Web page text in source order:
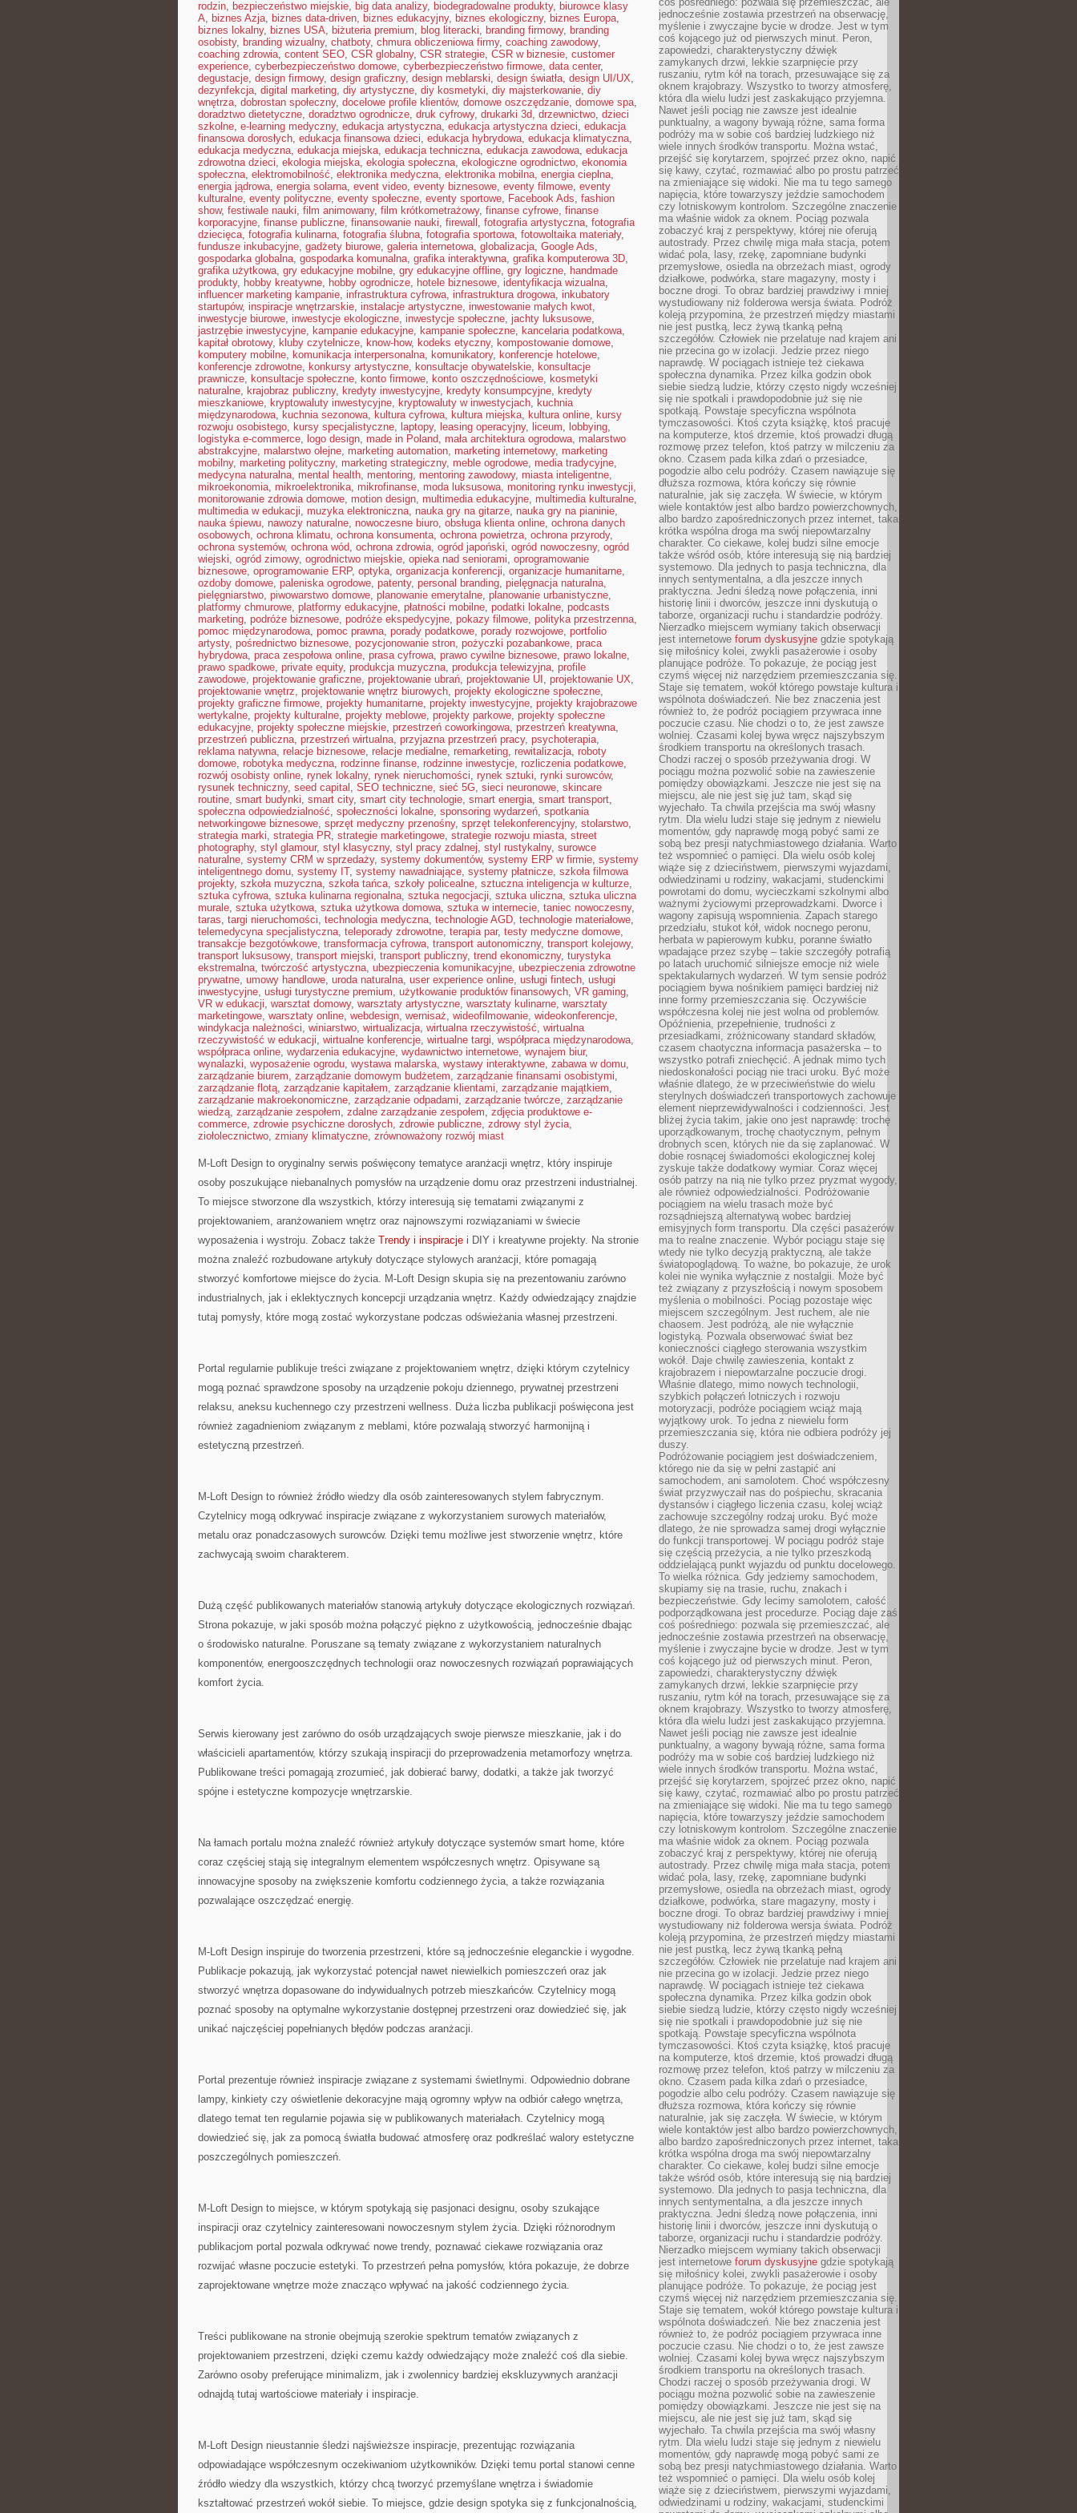
rodzin, bezpieczeństwo miejskie, big data analizy, biodegradowalne produkty, biurowce klasy
A, biznes Azja, biznes data-driven, biznes edukacyjny, biznes ekologiczny, biznes Europa,
biznes lokalny, biznes USA, biżuteria premium, blog literacki, branding firmowy, branding
osobisty, branding wizualny, chatboty, chmura obliczeniowa firmy, coaching zawodowy,
coaching zdrowia, content SEO, CSR globalny, CSR strategie, CSR w biznesie, customer
experience, cyberbezpieczeństwo domowe, cyberbezpieczeństwo firmowe, data center,
degustacje, design firmowy, design graficzny, design meblarski, design światła, design UI/UX,
dezynfekcja, digital marketing, diy artystyczne, diy kosmetyki, diy majsterkowanie, diy
wnętrza, dobrostan społeczny, docelowe profile klientów, domowe oszczędzanie, domowe spa,
doradztwo dietetyczne, doradztwo ogrodnicze, druk cyfrowy, drukarki 3d, drzewnictwo, dzieci
szkolne, e-learning medyczny, edukacja artystyczna, edukacja artystyczna dzieci, edukacja
finansowa dorosłych, edukacja finansowa dzieci, edukacja hybrydowa, edukacja klimatyczna,
edukacja medyczna, edukacja miejska, edukacja techniczna, edukacja zawodowa, edukacja
zdrowotna dzieci, ekologia miejska, ekologia społeczna, ekologiczne ogrodnictwo, ekonomia
społeczna, elektromobilność, elektronika medyczna, elektronika mobilna, energia cieplna,
energia jądrowa, energia solarna, event video, eventy biznesowe, eventy filmowe, eventy
kulturalne, eventy polityczne, eventy społeczne, eventy sportowe, Facebook Ads, fashion
show, festiwale nauki, film animowany, film krótkometrażowy, finanse cyfrowe, finanse
korporacyjne, finanse publiczne, finansowanie nauki, firewall , fotografia artystyczna, fotografia
dziecięca, fotografia kulinarna, fotografia ślubna, fotografia sportowa, fotowoltaika materiały,
fundusze inkubacyjne, gadżety biurowe, galeria internetowa, globalizacja, Google Ads,
gospodarka globalna, gospodarka komunalna, grafika interaktywna, grafika komputerowa 3D,
grafika użytkowa, gry edukacyjne mobilne, gry edukacyjne offline, gry logiczne, handmade
produkty, hobby kreatywne, hobby ogrodnicze, hotele biznesowe, identyfikacja wizualna,
influencer marketing kampanie, infrastruktura cyfrowa, infrastruktura drogowa, inkubatory
startupów, inspiracje wnętrzarskie, instalacje artystyczne, inwestowanie małych kwot,
inwestycje biurowe, inwestycje ekologiczne, inwestycje społeczne, jachty luksusowe,
jastrzębie inwestycyjne, kampanie edukacyjne, kampanie społeczne, kancelaria podatkowa,
kapitał obrotowy, kluby czytelnicze, know-how, kodeks etyczny, kompostowanie domowe,
komputery mobilne, komunikacja interpersonalna, komunikatory, konferencje hotelowe,
konferencje zdrowotne, konkursy artystyczne, konsultacje obywatelskie, konsultacje
prawnicze, konsultacje społeczne, konto firmowe, konto oszczędnościowe, kosmetyki
naturalne, krajobraz publiczny, kredyty inwestycyjne, kredyty konsumpcyjne, kredyty
mieszkaniowe, kryptowaluty inwestycyjne, kryptowaluty w inwestycjach, kuchnia
międzynarodowa, kuchnia sezonowa, kultura cyfrowa, kultura miejska, kultura online, kursy
rozwoju osobistego, kursy specjalistyczne, laptopy, leasing operacyjny, liceum, lobbying,
logistyka e-commerce, logo design, made in Poland, mała architektura ogrodowa, malarstwo
abstrakcyjne, malarstwo olejne, marketing automation, marketing internetowy, marketing
mobilny, marketing polityczny, marketing strategiczny, meble ogrodowe, media tradycyjne,
medycyna naturalna, mental health, mentoring, mentoring zawodowy, miasta inteligentne,
mikroekonomia, mikroelektronika, mikrofinanse, moda luksusowa, monitoring rynku inwestycji,
monitorowanie zdrowia domowe, motion design, multimedia edukacyjne, multimedia kulturalne,
multimedia w edukacji, muzyka elektroniczna, nauka gry na gitarze, nauka gry na pianinie,
nauka śpiewu, nawozy naturalne, nowoczesne biuro, obsługa klienta online, ochrona danych
osobowych, ochrona klimatu, ochrona konsumenta, ochrona powietrza, ochrona przyrody,
ochrona systemów, ochrona wód, ochrona zdrowia, ogród japoński, ogród nowoczesny, ogród
wiejski, ogród zimowy, ogrodnictwo miejskie, opieka nad seniorami, oprogramowanie
biznesowe, oprogramowanie ERP, optyka, organizacja konferencji, organizacje humanitarne,
ozdoby domowe, paleniska ogrodowe, patenty, personal branding, pielęgnacja naturalna,
pielęgniarstwo, piwowarstwo domowe, planowanie emerytalne, planowanie urbanistyczne,
platformy chmurowe, platformy edukacyjne, płatności mobilne, podatki lokalne, podcasts
marketing, podróże biznesowe, podróże ekspedycyjne, pokazy filmowe, polityka przestrzenna,
pomoc międzynarodowa, pomoc prawna, porady podatkowe, porady rozwojowe, portfolio
artysty, pośrednictwo biznesowe, pozycjonowanie stron, pożyczki pozabankowe, praca
hybrydowa, praca zespołowa online, prasa cyfrowa, prawo cywilne biznesowe, prawo lokalne,
prawo spadkowe, private equity, produkcja muzyczna, produkcja telewizyjna, profile
zawodowe, projektowanie graficzne, projektowanie ubrań, projektowanie UI , projektowanie UX,
projektowanie wnętrz, projektowanie wnętrz biurowych, projekty ekologiczne społeczne,
projekty graficzne firmowe, projekty humanitarne, projekty inwestycyjne, projekty krajobrazowe
wertykalne, projekty kulturalne, projekty meblowe, projekty parkowe, projekty społeczne
edukacyjne, projekty społeczne miejskie, przestrzeń coworkingowa, przestrzeń kreatywna,
przestrzeń publiczna, przestrzeń wirtualna, przyjazna przestrzeń pracy, psychoterapia,
reklama natywna, relacje biznesowe, relacje medialne, remarketing, rewitalizacja, roboty
domowe, robotyka medyczna, rodzinne finanse, rodzinne inwestycje, rozliczenia podatkowe,
rozwój osobisty online, rynek lokalny, rynek nieruchomości, rynek sztuki, rynki surowców,
rysunek techniczny, seed capital , SEO techniczne, sieć 5G, sieci neuronowe, skincare
routine, smart budynki, smart city, smart city technologie, smart energia, smart transport,
społeczna odpowiedzialność, społeczności lokalne, sponsoring wydarzeń, spotkania
networkingowe biznesowe, sprzęt medyczny przenośny, sprzęt telekonferencyjny, stolarstwo,
strategia marki, strategia PR, strategie marketingowe, strategie rozwoju miasta, street
photography, styl glamour, styl klasyczny, styl pracy zdalnej, styl rustykalny, surowce
naturalne, systemy CRM w sprzedaży, systemy dokumentów, systemy ERP w firmie, systemy
inteligentnego domu, systemy IT, systemy nawadniające, systemy płatnicze, szkoła filmowa
projekty, szkoła muzyczna, szkoła tańca, szkoły policealne, sztuczna inteligencja w kulturze,
sztuka cyfrowa, sztuka kulinarna regionalna, sztuka negocjacji, sztuka uliczna, sztuka uliczna
murale, sztuka użytkowa, sztuka użytkowa domowa, sztuka w internecie, taniec nowoczesny,
taras, targi nieruchomości, technologia medyczna, technologie AGD, technologie materiałowe,
telemedycyna specjalistyczna, teleporady zdrowotne, terapia par, testy medyczne domowe,
transakcje bezgotówkowe, transformacja cyfrowa, transport autonomiczny, transport kolejowy,
transport luksusowy, transport miejski, transport publiczny, trend ekonomiczny, turystyka
ekstremalna, twórczość artystyczna, ubezpieczenia komunikacyjne, ubezpieczenia zdrowotne
prywatne, umowy handlowe, uroda naturalna, user experience online, usługi fintech, usługi
inwestycyjne, usługi turystyczne premium, użytkowanie produktów finansowych, VR gaming,
VR w edukacji, warsztat domowy, warsztaty artystyczne, warsztaty kulinarne, warsztaty
marketingowe, warsztaty online, webdesign, wernisaż, wideofilmowanie, wideokonferencje,
windykacja należności, winiarstwo, wirtualizacja, wirtualna rzeczywistość, wirtualna
rzeczywistość w edukacji, wirtualne konferencje, wirtualne targi, współpraca międzynarodowa,
współpraca online, wydarzenia edukacyjne, wydawnictwo internetowe, wynajem biur,
wynalazki, wyposażenie ogrodu, wystawa malarska, wystawy interaktywne, zabawa w domu,
zarządzanie biurem, zarządzanie domowym budżetem, zarządzanie finansami osobistymi,
zarządzanie flotą, zarządzanie kapitałem, zarządzanie klientami, zarządzanie majątkiem,
zarządzanie makroekonomiczne, zarządzanie odpadami, zarządzanie twórcze, zarządzanie
wiedzą, zarządzanie zespołem, zdalne zarządzanie zespołem, zdjęcia produktowe e-
commerce, zdrowie psychiczne dorosłych, zdrowie publiczne, zdrowy styl życia,
ziołolecznictwo, zmiany klimatyczne, zrównoważony rozwój miast
M-Loft Design to oryginalny serwis poświęcony tematyce aranżacji wnętrz, który inspiruje
osoby poszukujące niebanalnych pomysłów na urządzenie domu oraz przestrzeni industrialnej.
To miejsce stworzone dla wszystkich, którzy interesują się tematami związanymi z
projektowaniem, aranżowaniem wnętrz oraz najnowszymi rozwiązaniami w świecie
wyposażenia i wystroju. Zobacz także Trendy i inspiracje i DIY i kreatywne projekty. Na stronie
można znaleźć rozbudowane artykuły dotyczące stylowych aranżacji, które pomagają
stworzyć komfortowe miejsce do życia. M-Loft Design skupia się na prezentowaniu zarówno
industrialnych, jak i eklektycznych koncepcji urządzania wnętrz. Każdy odwiedzający znajdzie
tutaj pomysły, które mogą zostać wykorzystane podczas odświeżania własnej przestrzeni.
Portal regularnie publikuje treści związane z projektowaniem wnętrz, dzięki którym czytelnicy
mogą poznać sprawdzone sposoby na urządzenie pokoju dziennego, prywatnej przestrzeni
relaksu, aneksu kuchennego czy przestrzeni wellness. Duża liczba publikacji poświęcona jest
również zagadnieniom związanym z meblami, które pozwalają stworzyć harmonijną i
estetyczną przestrzeń.
M-Loft Design to również źródło wiedzy dla osób zainteresowanych stylem fabrycznym.
Czytelnicy mogą odkrywać inspiracje związane z wykorzystaniem surowych materiałów,
metalu oraz ponadczasowych surowców. Dzięki temu możliwe jest stworzenie wnętrz, które
zachwycają swoim charakterem.
Dużą część publikowanych materiałów stanowią artykuły dotyczące ekologicznych rozwiązań.
Strona pokazuje, w jaki sposób można połączyć piękno z użytkowością, jednocześnie dbając
o środowisko naturalne. Poruszane są tematy związane z wykorzystaniem naturalnych
komponentów, energooszczędnych technologii oraz nowoczesnych rozwiązań poprawiających
komfort życia.
Serwis kierowany jest zarówno do osób urządzających swoje pierwsze mieszkanie, jak i do
właścicieli apartamentów, którzy szukają inspiracji do przeprowadzenia metamorfozy wnętrza.
Publikowane treści pomagają zrozumieć, jak dobierać barwy, dodatki, a także jak tworzyć
spójne i estetyczne kompozycje wnętrzarskie.
Na łamach portalu można znaleźć również artykuły dotyczące systemów smart home, które
coraz częściej stają się integralnym elementem współczesnych wnętrz. Opisywane są
innowacyjne sposoby na zwiększenie komfortu codziennego życia, a także rozwiązania
pozwalające oszczędzać energię.
M-Loft Design inspiruje do tworzenia przestrzeni, które są jednocześnie eleganckie i wygodne.
Publikacje pokazują, jak wykorzystać potencjał nawet niewielkich pomieszczeń oraz jak
stworzyć wnętrza dopasowane do indywidualnych potrzeb mieszkańców. Czytelnicy mogą
poznać sposoby na optymalne wykorzystanie dostępnej przestrzeni oraz dowiedzieć się, jak
unikać najczęściej popełnianych błędów podczas aranżacji.
Portal prezentuje również inspiracje związane z systemami świetlnymi. Odpowiednio dobrane
lampy, kinkiety czy oświetlenie dekoracyjne mają ogromny wpływ na odbiór całego wnętrza,
dlatego temat ten regularnie pojawia się w publikowanych materiałach. Czytelnicy mogą
dowiedzieć się, jak za pomocą światła budować atmosferę oraz podkreślać walory estetyczne
poszczególnych pomieszczeń.
M-Loft Design to miejsce, w którym spotykają się pasjonaci designu, osoby szukające
inspiracji oraz czytelnicy zainteresowani nowoczesnym stylem życia. Dzięki różnorodnym
publikacjom portal pozwala odkrywać nowe trendy, poznawać ciekawe rozwiązania oraz
rozwijać własne poczucie estetyki. To przestrzeń pełna pomysłów, która pokazuje, że dobrze
zaprojektowane wnętrze może znacząco wpływać na jakość codziennego życia.
Treści publikowane na stronie obejmują szerokie spektrum tematów związanych z
projektowaniem przestrzeni, dzięki czemu każdy odwiedzający może znaleźć coś dla siebie.
Zarówno osoby preferujące minimalizm, jak i zwolennicy bardziej ekskluzywnych aranżacji
odnajdą tutaj wartościowe materiały i inspiracje.
M-Loft Design nieustannie śledzi najświeższe inspiracje, prezentując rozwiązania
odpowiadające współczesnym oczekiwaniom użytkowników. Dzięki temu portal stanowi cenne
źródło wiedzy dla wszystkich, którzy chcą tworzyć przemyślane wnętrza i świadomie
kształtować przestrzeń wokół siebie. To miejsce, gdzie design spotyka się z funkcjonalnością,
jednocześnie zostawia przestrzeń na obserwację,
myślenie i zwyczajne bycie w drodze. Jest w tym
coś kojącego już od pierwszych minut. Peron,
zapowiedzi, charakterystyczny dźwięk
zamykanych drzwi, lekkie szarpnięcie przy
ruszaniu, rytm kół na torach, przesuwające się za
oknem krajobrazy. Wszystko to tworzy atmosferę,
która dla wielu ludzi jest zaskakująco przyjemna.
Nawet jeśli pociąg nie zawsze jest idealnie
punktualny, a wagony bywają różne, sama forma
podróży ma w sobie coś bardziej ludzkiego niż
wiele innych środków transportu. Można wstać,
przejść się korytarzem, spojrzeć przez okno, napić
się kawy, czytać, rozmawiać albo po prostu patrzeć
na zmieniające się widoki. Nie ma tu tego samego
napięcia, które towarzyszy jeździe samochodem
czy lotniskowym kontrolom. Szczególne znaczenie
ma właśnie widok za oknem. Pociąg pozwala
zobaczyć kraj z perspektywy, której nie oferują
autostrady. Przez chwilę miga mała stacja, potem
widać pola, lasy, rzekę, zapomniane budynki
przemysłowe, osiedla na obrzeżach miast, ogrody
działkowe, podwórka, stare magazyny, mosty i
boczne drogi. To obraz bardziej prawdziwy i mniej
wystudiowany niż folderowa wersja świata. Podróż
koleją przypomina, że przestrzeń między miastami
nie jest pustką, lecz żywą tkanką pełną
szczegółów. Człowiek nie przelatuje nad krajem ani
nie przecina go w izolacji. Jedzie przez niego
naprawdę. W pociągach istnieje też ciekawa
społeczna dynamika. Przez kilka godzin obok
siebie siedzą ludzie, którzy często nigdy wcześniej
się nie spotkali i prawdopodobnie już się nie
spotkają. Powstaje specyficzna wspólnota
tymczasowości. Ktoś czyta książkę, ktoś pracuje
na komputerze, ktoś drzemie, ktoś prowadzi długą
rozmowę przez telefon, ktoś patrzy w milczeniu za
okno. Czasem pada kilka zdań o przesiadce,
pogodzie albo celu podróży. Czasem nawiązuje się
dłuższa rozmowa, która kończy się równie
naturalnie, jak się zaczęła. W świecie, w którym
wiele kontaktów jest albo bardzo powierzchownych,
albo bardzo zapośredniczonych przez internet, taka
krótka wspólna droga ma swój niepowtarzalny
charakter. Co ciekawe, kolej budzi silne emocje
także wśród osób, które interesują się nią bardziej
systemowo. Dla jednych to pasja techniczna, dla
innych sentymentalna, a dla jeszcze innych
praktyczna. Jedni śledzą nowe połączenia, inni
historię linii i dworców, jeszcze inni dyskutują o
taborze, organizacji ruchu i standardzie podróży.
Nierzadko miejscem wymiany takich obserwacji
jest internetowe forum dyskusyjne gdzie spotykają
się miłośnicy kolei, zwykli pasażerowie i osoby
planujące podróże. To pokazuje, że pociąg jest
czymś więcej niż narzędziem przemieszczania się.
Staje się tematem, wokół którego powstaje kultura i
wspólnota doświadczeń. Nie bez znaczenia jest
również to, że podróż pociągiem przywraca inne
poczucie czasu. Nie chodzi o to, że jest zawsze
wolniej. Czasami kolej bywa wręcz najszybszym
środkiem transportu na określonych trasach.
Chodzi raczej o sposób przeżywania drogi. W
pociągu można pozwolić sobie na zawieszenie
pomiędzy obowiązkami. Jeszcze nie jest się na
miejscu, ale nie jest się już tam, skąd się
wyjechało. Ta chwila przejścia ma swój własny
rytm. Dla wielu ludzi staje się jednym z niewielu
momentów, gdy naprawdę mogą pobyć sami ze
sobą bez presji natychmiastowego działania. Warto
też wspomnieć o pamięci. Dla wielu osób kolej
wiąże się z dzieciństwem, pierwszymi wyjazdami,
odwiedzinami u rodziny, wakacjami, studenckimi
powrotami do domu, wycieczkami szkolnymi albo
ważnymi życiowymi przeprowadzkami. Dworce i
wagony zapisują wspomnienia. Zapach starego
przedziału, stukot kół, widok nocnego peronu,
herbata w papierowym kubku, poranne światło
wpadające przez szybę – takie szczegóły potrafią
po latach uruchomić silniejsze emocje niż wiele
spektakularnych wydarzeń. W tym sensie podróż
pociągiem bywa nośnikiem pamięci bardziej niż
inne formy przemieszczania się. Oczywiście
współczesna kolej nie jest wolna od problemów.
Opóźnienia, przepełnienie, trudności z
przesiadkami, zróżnicowany standard składów,
czasem chaotyczna informacja pasażerska – to
wszystko potrafi zniechęcić. A jednak mimo tych
niedoskonałości pociąg nie traci uroku. Być może
właśnie dlatego, że w przeciwieństwie do wielu
sterylnych doświadczeń transportowych zachowuje
element nieprzewidywalności i codzienności. Jest
bliżej życia takim, jakie ono jest naprawdę: trochę
uporządkowanym, trochę chaotycznym, pełnym
drobnych scen, których nie da się zaplanować. W
dobie rosnącej świadomości ekologicznej kolej
zyskuje także dodatkowy wymiar. Coraz więcej
osób patrzy na nią nie tylko przez pryzmat wygody,
ale również odpowiedzialności. Podróżowanie
pociągiem na wielu trasach może być
rozsądniejszą alternatywą wobec bardziej
emisyjnych form transportu. Dla części pasażerów
ma to realne znaczenie. Wybór pociągu staje się
wtedy nie tylko decyzją praktyczną, ale także
światopoglądową. To ważne, bo pokazuje, że urok
kolei nie wynika wyłącznie z nostalgii. Może być
też związany z przyszłością i nowym sposobem
myślenia o mobilności. Pociąg pozostaje więc
miejscem szczególnym. Jest ruchem, ale nie
chaosem. Jest podróżą, ale nie wyłącznie
logistyką. Pozwala obserwować świat bez
konieczności ciągłego sterowania wszystkim
wokół. Daje chwilę zawieszenia, kontakt z
krajobrazem i niepowtarzalne poczucie drogi.
Właśnie dlatego, mimo nowych technologii,
szybkich połączeń lotniczych i rozwoju
motoryzacji, podróże pociągiem wciąż mają
wyjątkowy urok. To jedna z niewielu form
przemieszczania się, która nie odbiera podróży jej
duszy.
Podróżowanie pociągiem jest doświadczeniem,
którego nie da się w pełni zastąpić ani
samochodem, ani samolotem. Choć współczesny
świat przyzwyczaił nas do pośpiechu, skracania
dystansów i ciągłego liczenia czasu, kolej wciąż
zachowuje szczególny rodzaj uroku. Być może
dlatego, że nie sprowadza samej drogi wyłącznie
do funkcji transportowej. W pociągu podróż staje
się częścią przeżycia, a nie tylko przeszkodą
oddzielającą punkt wyjazdu od punktu docelowego.
To wielka różnica. Gdy jedziemy samochodem,
skupiamy się na trasie, ruchu, znakach i
bezpieczeństwie. Gdy lecimy samolotem, całość
podporządkowana jest procedurze. Pociąg daje zaś
coś pośredniego: pozwala się przemieszczać, ale
jednocześnie zostawia przestrzeń na obserwację,
myślenie i zwyczajne bycie w drodze. Jest w tym
coś kojącego już od pierwszych minut. Peron,
zapowiedzi, charakterystyczny dźwięk
zamykanych drzwi, lekkie szarpnięcie przy
ruszaniu, rytm kół na torach, przesuwające się za
oknem krajobrazy. Wszystko to tworzy atmosferę,
która dla wielu ludzi jest zaskakująco przyjemna.
Nawet jeśli pociąg nie zawsze jest idealnie
punktualny, a wagony bywają różne, sama forma
podróży ma w sobie coś bardziej ludzkiego niż
wiele innych środków transportu. Można wstać,
przejść się korytarzem, spojrzeć przez okno, napić
się kawy, czytać, rozmawiać albo po prostu patrzeć
na zmieniające się widoki. Nie ma tu tego samego
napięcia, które towarzyszy jeździe samochodem
czy lotniskowym kontrolom. Szczególne znaczenie
ma właśnie widok za oknem. Pociąg pozwala
zobaczyć kraj z perspektywy, której nie oferują
autostrady. Przez chwilę miga mała stacja, potem
widać pola, lasy, rzekę, zapomniane budynki
przemysłowe, osiedla na obrzeżach miast, ogrody
działkowe, podwórka, stare magazyny, mosty i
boczne drogi. To obraz bardziej prawdziwy i mniej
wystudiowany niż folderowa wersja świata. Podróż
koleją przypomina, że przestrzeń między miastami
nie jest pustką, lecz żywą tkanką pełną
szczegółów. Człowiek nie przelatuje nad krajem ani
nie przecina go w izolacji. Jedzie przez niego
naprawdę. W pociągach istnieje też ciekawa
społeczna dynamika. Przez kilka godzin obok
siebie siedzą ludzie, którzy często nigdy wcześniej
się nie spotkali i prawdopodobnie już się nie
spotkają. Powstaje specyficzna wspólnota
tymczasowości. Ktoś czyta książkę, ktoś pracuje
na komputerze, ktoś drzemie, ktoś prowadzi długą
rozmowę przez telefon, ktoś patrzy w milczeniu za
okno. Czasem pada kilka zdań o przesiadce,
pogodzie albo celu podróży. Czasem nawiązuje się
dłuższa rozmowa, która kończy się równie
naturalnie, jak się zaczęła. W świecie, w którym
wiele kontaktów jest albo bardzo powierzchownych,
albo bardzo zapośredniczonych przez internet, taka
krótka wspólna droga ma swój niepowtarzalny
charakter. Co ciekawe, kolej budzi silne emocje
także wśród osób, które interesują się nią bardziej
systemowo. Dla jednych to pasja techniczna, dla
innych sentymentalna, a dla jeszcze innych
praktyczna. Jedni śledzą nowe połączenia, inni
historię linii i dworców, jeszcze inni dyskutują o
taborze, organizacji ruchu i standardzie podróży.
Nierzadko miejscem wymiany takich obserwacji
jest internetowe forum dyskusyjne gdzie spotykają
się miłośnicy kolei, zwykli pasażerowie i osoby
planujące podróże. To pokazuje, że pociąg jest
czymś więcej niż narzędziem przemieszczania się.
Staje się tematem, wokół którego powstaje kultura i
wspólnota doświadczeń. Nie bez znaczenia jest
również to, że podróż pociągiem przywraca inne
poczucie czasu. Nie chodzi o to, że jest zawsze
wolniej. Czasami kolej bywa wręcz najszybszym
środkiem transportu na określonych trasach.
Chodzi raczej o sposób przeżywania drogi. W
pociągu można pozwolić sobie na zawieszenie
pomiędzy obowiązkami. Jeszcze nie jest się na
miejscu, ale nie jest się już tam, skąd się
wyjechało. Ta chwila przejścia ma swój własny
rytm. Dla wielu ludzi staje się jednym z niewielu
momentów, gdy naprawdę mogą pobyć sami ze
sobą bez presji natychmiastowego działania. Warto
też wspomnieć o pamięci. Dla wielu osób kolej
wiąże się z dzieciństwem, pierwszymi wyjazdami,
odwiedzinami u rodziny, wakacjami, studenckimi